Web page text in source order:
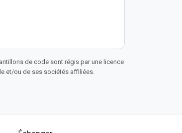
de code sont régis par une licence
et/ou de ses sociétés affiliées.